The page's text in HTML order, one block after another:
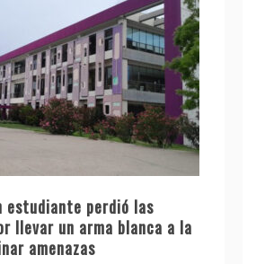
estudiante perdió las
llevar un arma blanca a la
amenazas